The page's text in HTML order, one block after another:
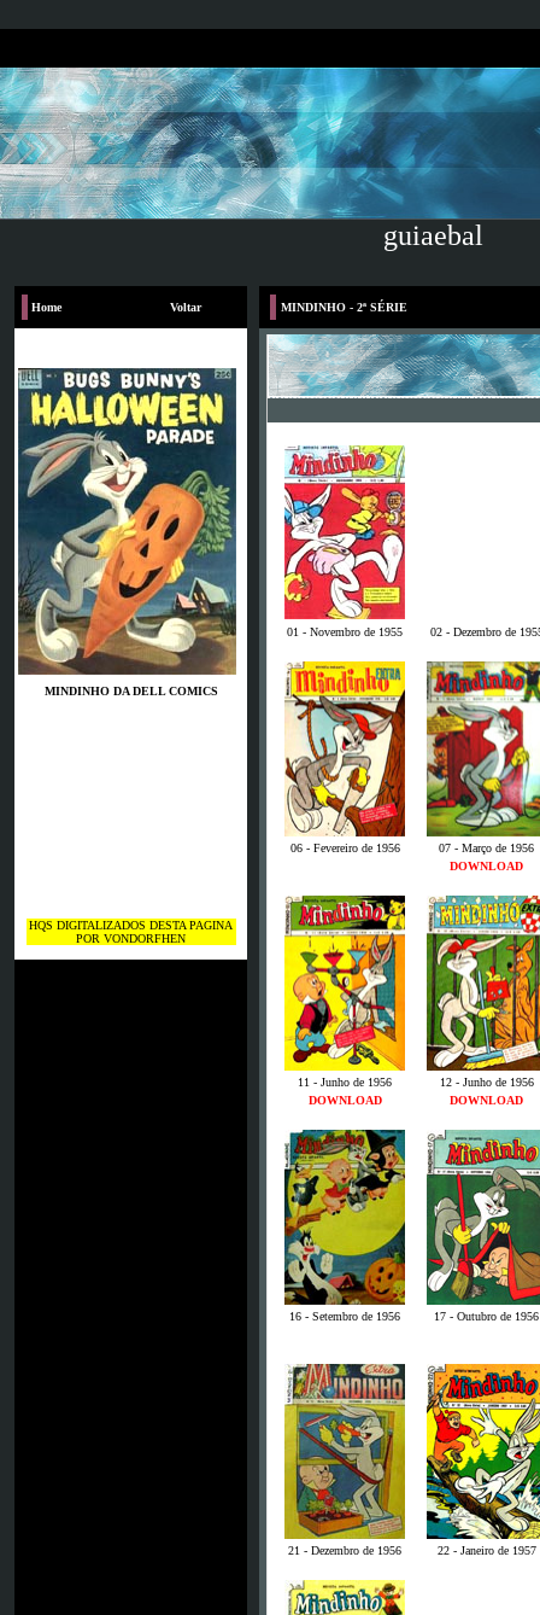
guiaebal
Home Voltar
MINDINHO DA DELL COMICS
HQS DIGITALIZADOS DESTA PAGINA
POR VONDORFHEN
MINDINHO - 2ª SÉRIE
01 - Novembro de 1955 02 - Dezembro de
06 - Fevereiro de 1956
07 - Março de 1956
DOWNLOAD
11 - Junho de 1956
12 - Junho de 1956
DOWNLOAD
DOWNLOAD
16 - Setembro de 1956 17 - Outubro de 1956
21 - Dezembro de 1956 22 - Janeiro de 1957